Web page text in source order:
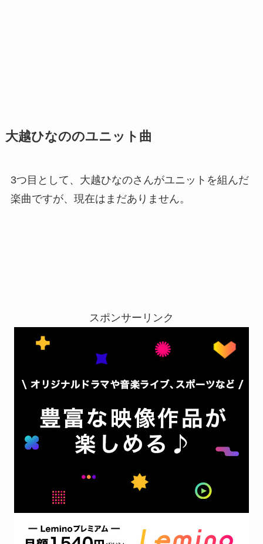
大越ひなののユニット曲
3つ目として、大越ひなのさんがユニットを組んだ
楽曲ですが、現在はまだありません。
スポンサーリンク